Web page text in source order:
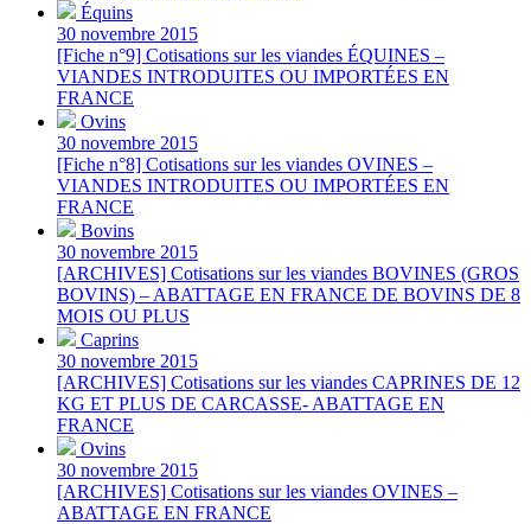
Équins
30 novembre 2015
[Fiche n°9] Cotisations sur les viandes ÉQUINES –
VIANDES INTRODUITES OU IMPORTÉES EN
FRANCE
Ovins
30 novembre 2015
[Fiche n°8] Cotisations sur les viandes OVINES –
VIANDES INTRODUITES OU IMPORTÉES EN
FRANCE
Bovins
30 novembre 2015
[ARCHIVES] Cotisations sur les viandes BOVINES (GROS
BOVINS) – ABATTAGE EN FRANCE DE BOVINS DE 8
MOIS OU PLUS
Caprins
30 novembre 2015
[ARCHIVES] Cotisations sur les viandes CAPRINES DE 12
KG ET PLUS DE CARCASSE- ABATTAGE EN
FRANCE
Ovins
30 novembre 2015
[ARCHIVES] Cotisations sur les viandes OVINES –
ABATTAGE EN FRANCE